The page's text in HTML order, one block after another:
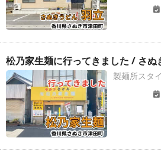
松乃家生麺に行ってきました / さぬ
製麺所スタ